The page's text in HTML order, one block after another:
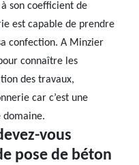
son coefficient de
est capable de prendre
confection. A Minzier
connaître les
des travaux,
car c’est une
domaine.
vous
pose de béton